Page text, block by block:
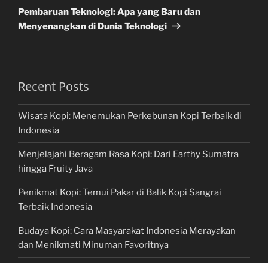
Post
Pembaruan Teknologi: Apa yang Baru dan
Menyenangkan di Dunia Teknologi
Recent Posts
Wisata Kopi: Menemukan Perkebunan Kopi Terbaik di
Indonesia
Menjelajahi Beragam Rasa Kopi: Dari Earthy Sumatra
hingga Fruity Java
Penikmat Kopi: Temui Pakar di Balik Kopi Sangrai
Terbaik Indonesia
Budaya Kopi: Cara Masyarakat Indonesia Merayakan
dan Menikmati Minuman Favoritnya